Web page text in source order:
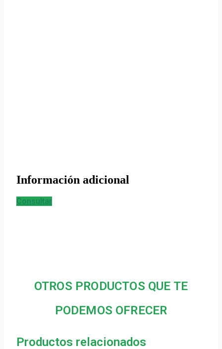
Información adicional
Consultar
OTROS PRODUCTOS QUE TE
PODEMOS OFRECER
Productos relacionados